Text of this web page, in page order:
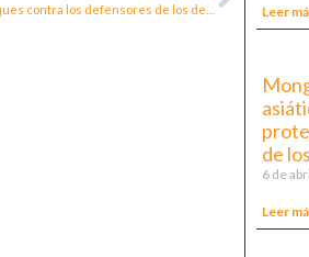
Leer
de
6 de
Leer